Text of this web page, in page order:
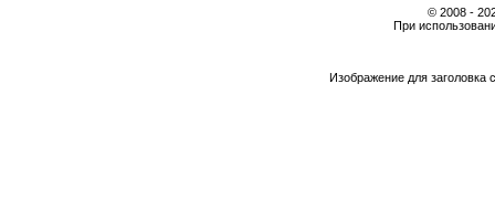
© 2008 -
При
Изображение для